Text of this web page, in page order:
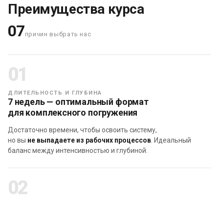
Преимущества курса
07причин выбрать нас
01
ДЛИТЕЛЬНОСТЬ И ГЛУБИНА
7 недель — оптимальный формат
для комплексного погружения
Достаточно времени, чтобы освоить систему,
но вы не выпадаете из рабочих процессов . Идеальный
баланс между интенсивностью и глубиной.
02